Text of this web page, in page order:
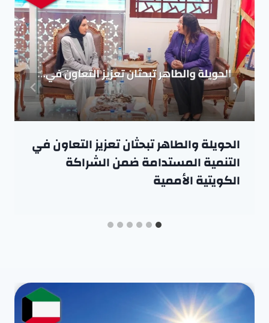
الحويلة والطاهر تبحثان تعزيز التعاون في
التنمية المستدامة ضمن الشراكة
الكويتية الأممية